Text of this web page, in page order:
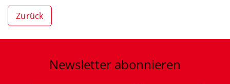
Zurück
Newsletter abonnieren